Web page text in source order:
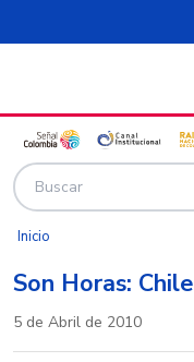
Pasar al contenido
Inicio
Son Horas:
5 de Abril de 2010